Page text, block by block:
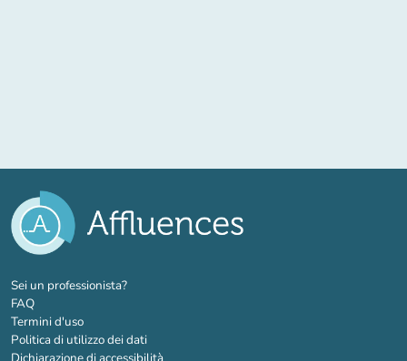
Sei un professionista?(nuova scheda)
FAQ
Termini d'uso
Politica di utilizzo dei dati